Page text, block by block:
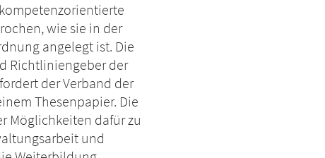
wie sie in der
angelegt ist. Die
Richtliniengeber der
der Verband der
Thesenpapier. Die
Möglichkeiten dafür zu
und